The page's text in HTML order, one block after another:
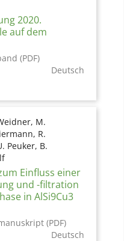
2020.
auf dem
(PDF)
Deutsch
M.
R.
Peuker, B.
Einfluss einer
und -filtration
in AlSi9Cu3
(PDF)
Deutsch